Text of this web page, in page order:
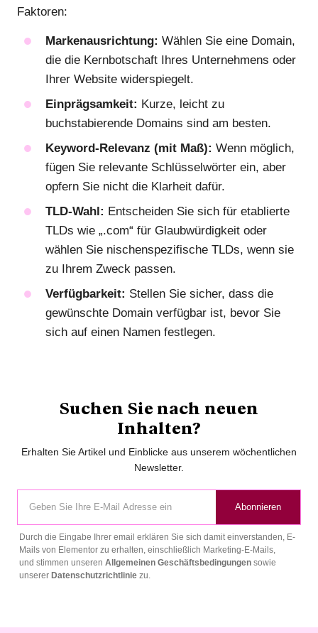
Faktoren:
Markenausrichtung: Wählen Sie eine Domain,
die die Kernbotschaft Ihres Unternehmens oder
Ihrer Website widerspiegelt.
Einprägsamkeit: Kurze, leicht zu
buchstabierende Domains sind am besten.
Keyword-Relevanz (mit Maß): Wenn möglich,
fügen Sie relevante Schlüsselwörter ein, aber
opfern Sie nicht die Klarheit dafür.
TLD-Wahl: Entscheiden Sie sich für etablierte
TLDs wie „.com“ für Glaubwürdigkeit oder
wählen Sie nischenspezifische TLDs, wenn sie
zu Ihrem Zweck passen.
Verfügbarkeit: Stellen Sie sicher, dass die
gewünschte Domain verfügbar ist, bevor Sie
sich auf einen Namen festlegen.
Suchen Sie nach neuen
Inhalten?
Erhalten Sie Artikel und Einblicke aus unserem wöchentlichen
Newsletter.
Abonnieren
Durch die Eingabe Ihrer email erklären Sie sich damit einverstanden, E-
Mails von Elementor zu erhalten, einschließlich Marketing-E-Mails,
und stimmen unseren Allgemeinen Geschäftsbedingungen sowie
unserer Datenschutzrichtlinie zu.